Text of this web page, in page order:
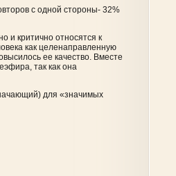
с одной стороны- 32%
и критично относятся к
как целенаправленную
ее качество. Вместе
так как она
для «значимых